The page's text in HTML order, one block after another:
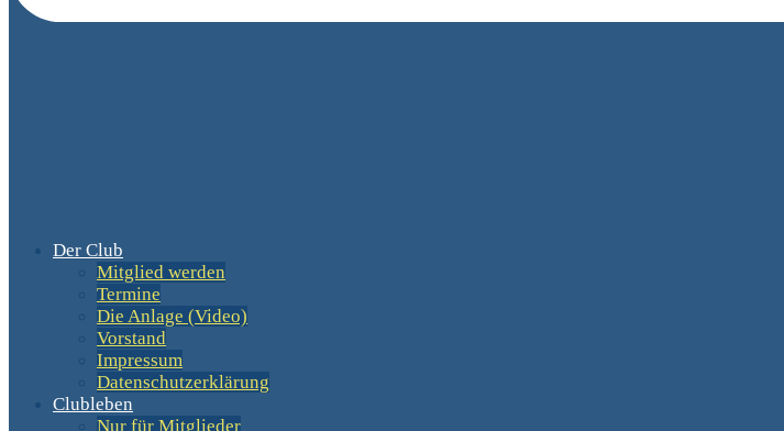
Der Club
Mitglied werden
Termine
Die Anlage (Video)
Vorstand
Impressum
Datenschutzerklärung
Clubleben
Nur für Mitglieder